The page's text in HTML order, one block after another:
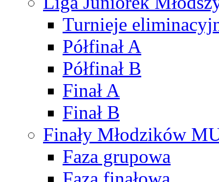
Turnieje
Półfinał A
Półfinał B
Finał A
Finał B
Finały Młodzików
Faza grupowa